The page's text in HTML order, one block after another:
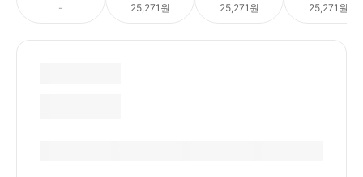
- 25,271원 25,271원 25,271원